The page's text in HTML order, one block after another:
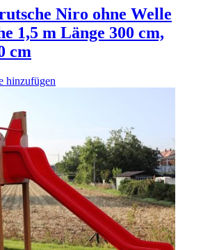
Niro ohne Welle
1,5 m Länge 300 cm,
cm
hinzufügen